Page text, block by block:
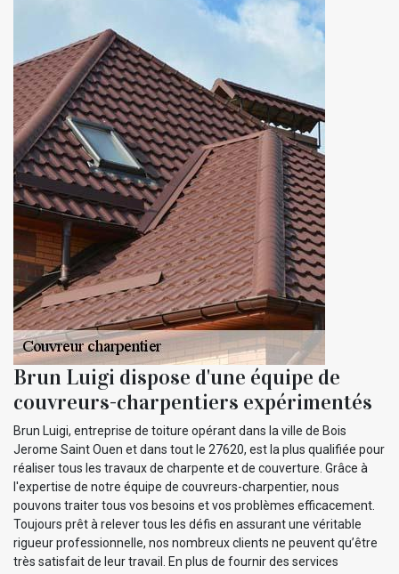
Brun Luigi dispose d'une équipe de
couvreurs-charpentiers expérimentés
Brun Luigi, entreprise de toiture opérant dans la ville de Bois
Jerome Saint Ouen et dans tout le 27620, est la plus qualifiée pour
réaliser tous les travaux de charpente et de couverture. Grâce à
l'expertise de notre équipe de couvreurs-charpentier, nous
pouvons traiter tous vos besoins et vos problèmes efficacement.
Toujours prêt à relever tous les défis en assurant une véritable
rigueur professionnelle, nos nombreux clients ne peuvent qu’être
très satisfait de leur travail. En plus de fournir des services